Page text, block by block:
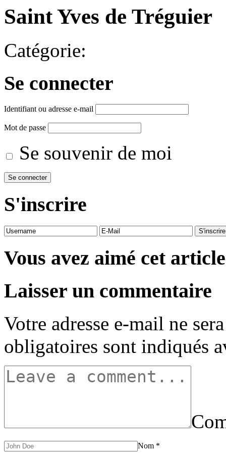
Saint Yves de Tréguier
Catégorie:
Se connecter
Identifiant ou adresse e-mail
Mot de passe
Se souvenir de moi
S'inscrire
Vous avez aimé cet
Laisser un commentaire
Votre adresse e-mail ne
obligatoires sont indiqués
Nom *